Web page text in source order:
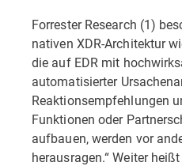
Forrester Research (1)
nativen XDR-Architektur
die auf EDR mit
automatisierter
Reaktionsempfehlungen
Funktionen oder
aufbauen, werden vor
herausragen.“ Weiter